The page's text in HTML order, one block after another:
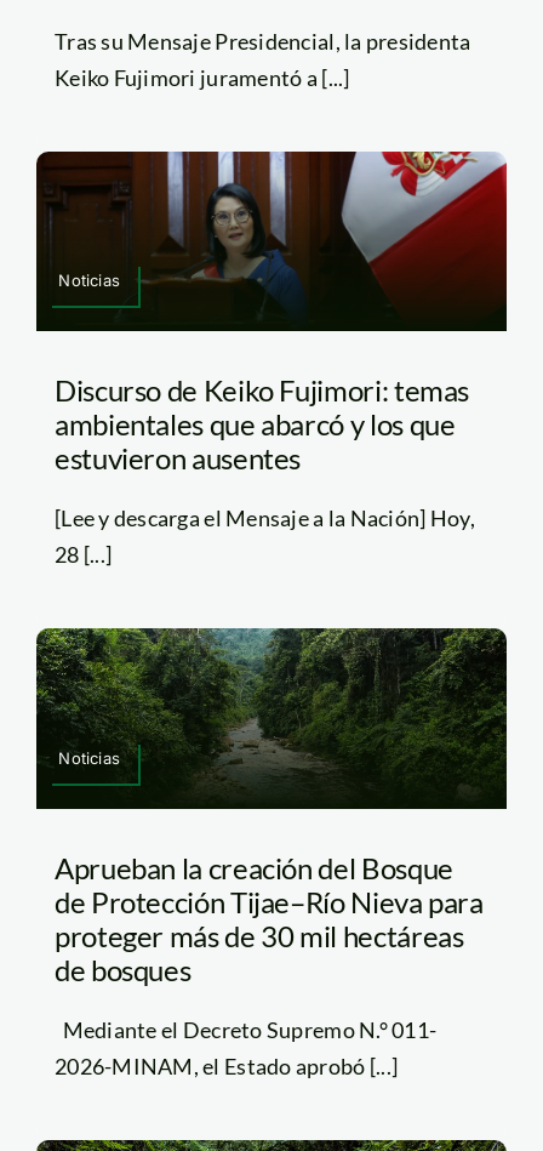
Tras su Mensaje Presidencial, la presidenta
Keiko Fujimori juramentó a [...]
Noticias
Discurso de Keiko Fujimori: temas
ambientales que abarcó y los que
estuvieron ausentes
[Lee y descarga el Mensaje a la Nación] Hoy,
28 [...]
Noticias
Aprueban la creación del Bosque
de Protección Tijae–Río Nieva para
proteger más de 30 mil hectáreas
de bosques
Mediante el Decreto Supremo N.° 011-
2026-MINAM, el Estado aprobó [...]